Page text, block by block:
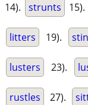
14). strunts 15).
litters 19).
lusters 23).
rustles 27).